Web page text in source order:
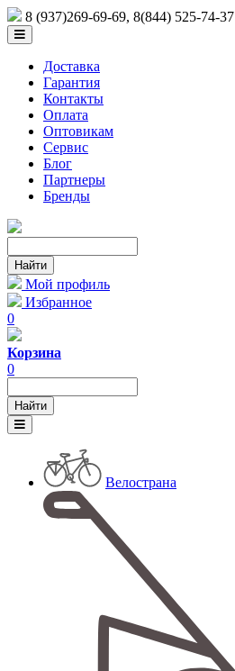
8 (937)269-69-69, 8(844) 525-74-37
Доставка
Гарантия
Контакты
Оплата
Оптовикам
Сервис
Блог
Партнеры
Бренды
Мой профиль
Избранное
0
Корзина
0
Велострана